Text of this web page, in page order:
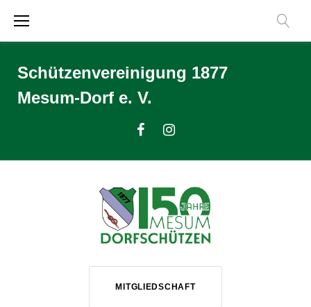
Schützenvereinigung 1877
Mesum-Dorf e. V.
MITGLIEDSCHAFT